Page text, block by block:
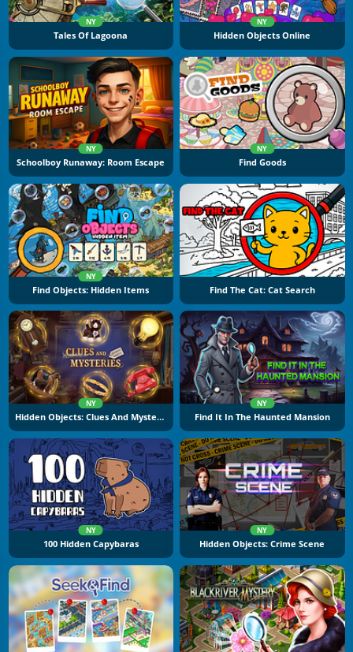
NY
Tales Of Lagoona
NY
Hidden Objects Online
NY
Schoolboy Runaway: Room Escape
NY
Find Goods
NY
Find Objects: Hidden Items Find The Cat: Cat Search
NY
Hidden Objects: Clues And Mysteries
NY
Find It In The Haunted Mansion
NY
100 Hidden Capybaras
NY
Hidden Objects: Crime Scene